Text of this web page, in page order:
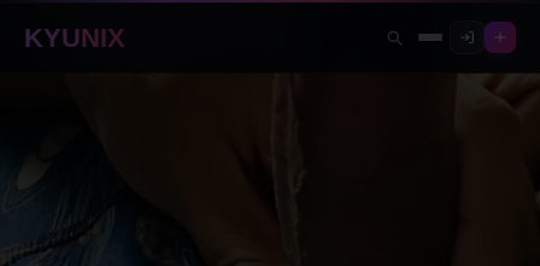
KYUNIX